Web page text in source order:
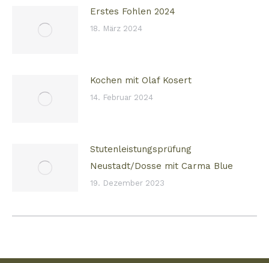
Erstes Fohlen 2024
18. März 2024
Kochen mit Olaf Kosert
14. Februar 2024
Stutenleistungsprüfung
Neustadt/Dosse mit Carma Blue
19. Dezember 2023